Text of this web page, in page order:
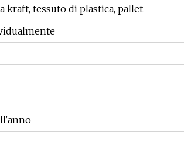
kraft, tessuto di plastica, pallet